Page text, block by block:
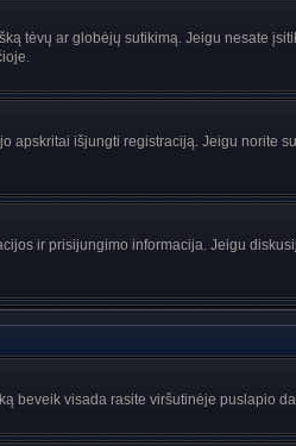
tėvų ar globėjų sutikimą. Jeigu nesate
išjungti registraciją. Jeigu norite
ir prisijungimo informacija. Jeigu
beveik visada rasite viršutinėje puslapio